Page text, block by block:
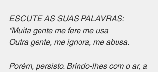
ESCUTE AS SUAS PALAVRAS:
“Muita gente me fere me usa
Outra gente, me ignora, me abusa.
Porém, persisto. Brindo-lhes com o ar, a